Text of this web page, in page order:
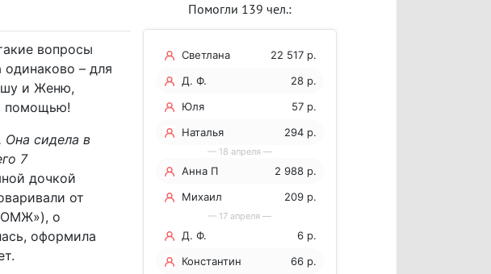
вопросы
одинаково – для
и Женю,
помощью!
Она сидела в
7
дочкой
от
о
оформила
Помогли 139 чел.:
Светлана
22 517 р.
Д. Ф.
28 р.
Юля
57 р.
Наталья
294 р.
— 18 апреля —
Анна П
2 988 р.
Михаил
209 р.
— 17 апреля —
Д. Ф.
6 р.
Константин
66 р.